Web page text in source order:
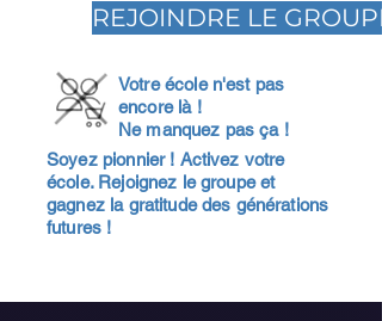
REJOINDRE LE GROUPE
Votre école n'est pas
encore là !
Ne manquez pas ça !
Soyez pionnier ! Activez votre
école. Rejoignez le groupe et
gagnez la gratitude des générations
futures !